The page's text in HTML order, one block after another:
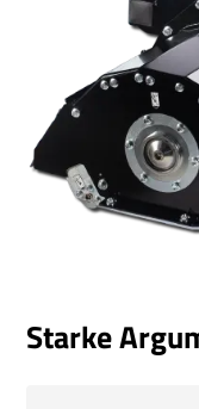
Starke